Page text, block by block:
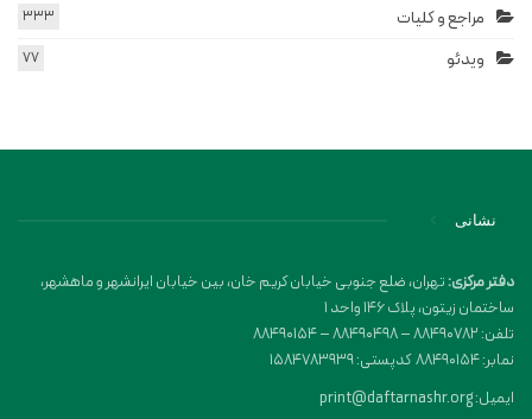
مراجع و کلیات 333
ویدئو 77
نشانی
دفتر مرکزی:تهران، ضلع جنوبی خیابان کریم خان، بین خیابان ایرانشهر و ماهشهر،
ساختمان زیتون، پلاک 146 واحد 1
تلفن: 88490782 – 88490498 – 88490154
نمابر: 88490154 کدپستی: 1584783939
ایمیل: print@daftarnashr.org